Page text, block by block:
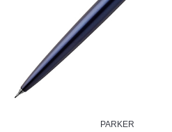
PARKER